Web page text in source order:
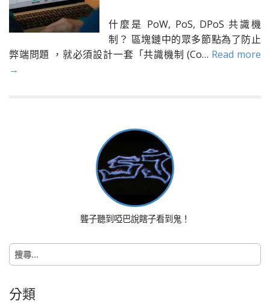
什麼是 PoW, PoS, DPoS 共識機
制？ 區塊鏈中的眾多節點為了防止
弊端問題 ，就必須設計一套「共識機制 (Co… Read more
→
聾子聽到啞巴說瞎子看到鬼！
搜
尋
字:
分類